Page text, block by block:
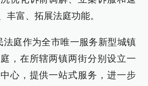
丰富、拓展法庭功能。
法庭作为全市唯一服务新型城镇
，在所辖两镇两街分别设立一
心，提供一站式服务，进一步